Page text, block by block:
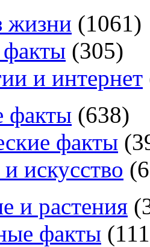
жизни (1061)
(305)
и интернет
факты (638)
факты (
искусство (
и растения (
факты (111